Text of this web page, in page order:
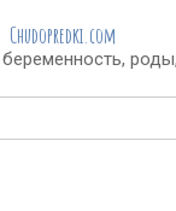
Chudopredki.com